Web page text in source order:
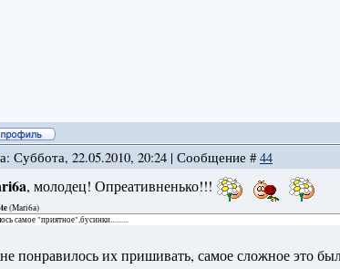
Суббота, 22.05.2010, 20:24 | Сообщение #44
, молодец! Опреативненько!!!
(Mari6a)
самое "приятное",бусинки..........
понравилось их пришивать, самое сложное это